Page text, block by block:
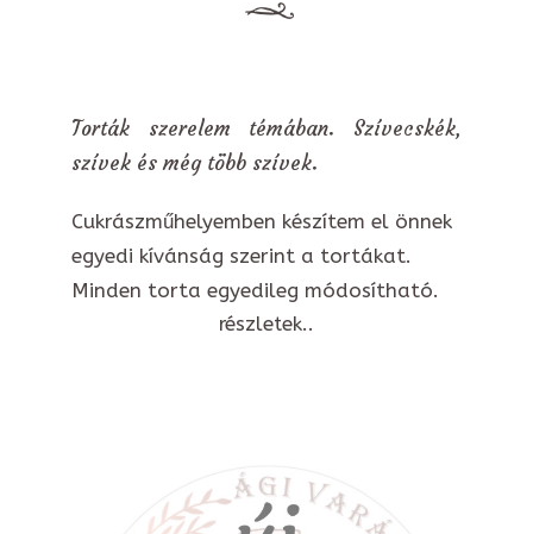
Torták szerelem témában. Szívecskék,
szívek és még több szívek.
Cukrászműhelyemben készítem el önnek
egyedi kívánság szerint a tortákat.
Minden torta egyedileg módosítható.
részletek..